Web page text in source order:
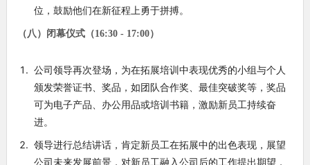
位，鼓励他们在新征程上勇于拼搏。
（八）闭幕仪式（16:30 - 17:00）
公司领导再次登场，为在拓展培训中表现优秀的小组与个人
颁发荣誉证书、奖品，如团队合作奖、最佳突破奖等，奖品
可为电子产品、办公用品或培训书籍，激励新员工持续奋
进。
领导进行总结讲话，肯定新员工在拓展中的出色表现，展望
公司未来发展前景，对新员工融入公司后的工作提出期望，